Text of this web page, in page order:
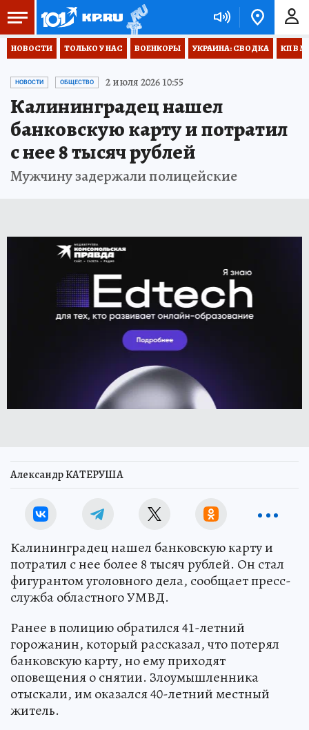
НОВОСТИ ТОЛЬКО У НАС ВОЕНКОРЫ УКРАИНА: СВОДКА КП В
НОВОСТИ ОБЩЕСТВО 2 июля 2026 10:55
Калининградец нашел
банковскую карту и потратил
с нее 8 тысяч рублей
Мужчину задержали полицейские
Александр КАТЕРУША
Калининградец нашел банковскую карту и
потратил с нее более 8 тысяч рублей. Он стал
фигурантом уголовного дела, сообщает пресс-
служба областного УМВД.
Ранее в полицию обратился 41-летний
горожанин, который рассказал, что потерял
банковскую карту, но ему приходят
оповещения о снятии. Злоумышленника
отыскали, им оказался 40-летний местный
житель.